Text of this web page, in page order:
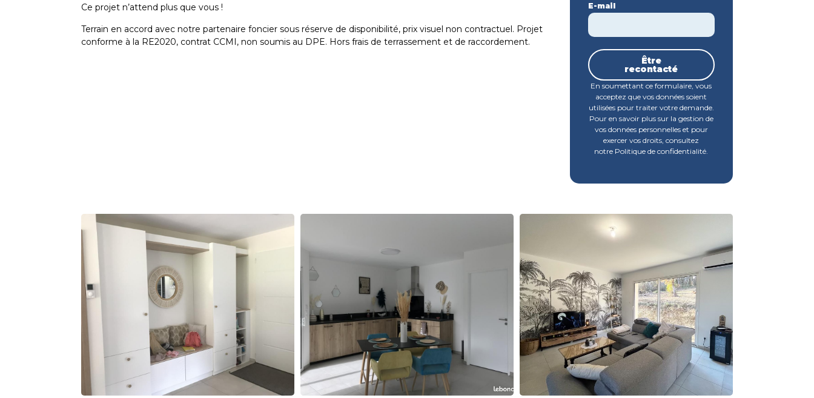
Ce projet n’attend plus que vous !
Terrain en accord avec notre partenaire foncier sous réserve de disponibilité, prix visuel non contractuel. Projet
conforme à la RE2020, contrat CCMI, non soumis au DPE. Hors frais de terrassement et de raccordement.
E-mail
Être
recontacté
En soumettant ce formulaire, vous
acceptez que vos données soient
utilisées pour traiter votre demande.
Pour en savoir plus sur la gestion de
vos données personnelles et pour
exercer vos droits, consultez
notre Politique de confidentialité.